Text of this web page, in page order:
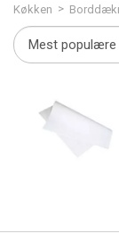
Køkken >